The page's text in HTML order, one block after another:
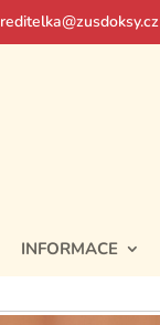
reditelka@zusdoksy.cz
INFORMACE